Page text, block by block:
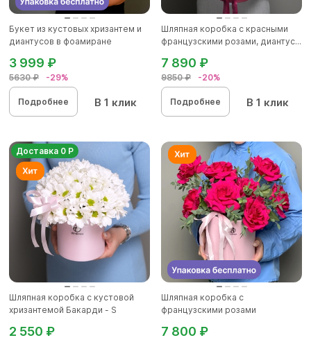
Букет из кустовых хризантем и
диантусов в фоамиране
5630 ₽ -29%
3 999 ₽
Подробнее В 1 клик
Шляпная коробка с красными
французскими розами, диантус...
9850 ₽ -20%
7 890 ₽
Подробнее В 1 клик
Доставка 0 Р
Шляпная коробка с кустовой
хризантемой Бакарди - S
2 550 ₽
Шляпная коробка с
французскими розами
7 800 ₽